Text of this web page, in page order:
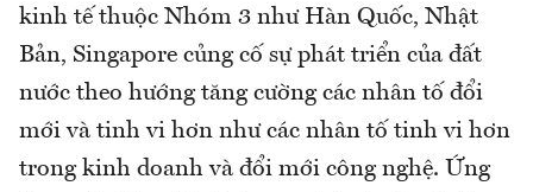
kinh tế thuộc Nhóm 3 như Hàn Quốc, Nhật
Bản, Singapore củng cố sự phát triển của đất
nước theo hướng tăng cường các nhân tố đổi
mới và tinh vi hơn như các nhân tố tinh vi hơn
trong kinh doanh và đổi mới công nghệ. Ứng